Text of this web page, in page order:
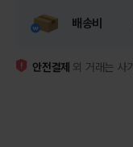
배송비
안전결제 외 거래는 사